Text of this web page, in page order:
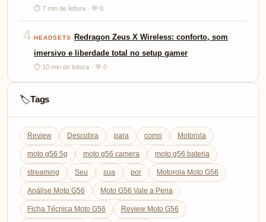
⏱ 7 min de leitura · 💬 0
4 HEADSETS Redragon Zeus X Wireless: conforto, som
imersivo e liberdade total no setup gamer
⏱ 10 min de leitura · 💬 0
🏷️Tags
Review Descubra para como Motorola
moto g56 5g moto g56 camera moto g56 bateria
streaming Seu sua por Motorola Moto G56
Análise Moto G56 Moto G56 Vale a Pena
Ficha Técnica Moto G56 Review Moto G56